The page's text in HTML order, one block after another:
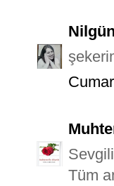
Tüm